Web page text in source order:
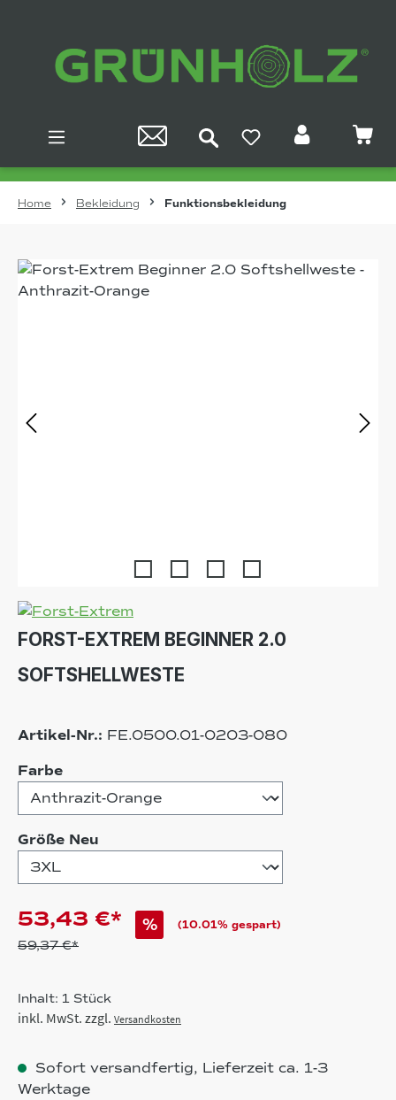
Home Bekleidung Funktionsbekleidung
Bildergalerie überspringen
FORST-EXTREM BEGINNER 2.0
SOFTSHELLWESTE
Artikel-Nr.: FE.0500.01-0203-080
Farbeauswählen
Größe Neu
53,43 €*
59,37 €*
% (10.01% gespart)
Inhalt: 1 Stück
inkl. MwSt. zzgl. Versandkosten
Sofort versandfertig, Lieferzeit ca. 1-3
Werktage